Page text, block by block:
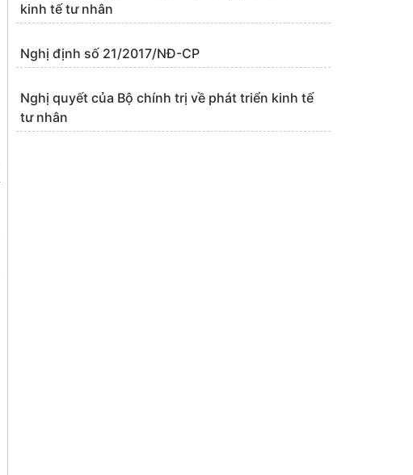
kinh tế tư nhân
Nghị định số 21/2017/NĐ-CP
Nghị quyết của Bộ chính trị về phát triển kinh tế
tư nhân